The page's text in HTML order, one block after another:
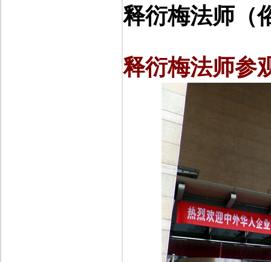
释衍梅法师（
释衍梅法师参